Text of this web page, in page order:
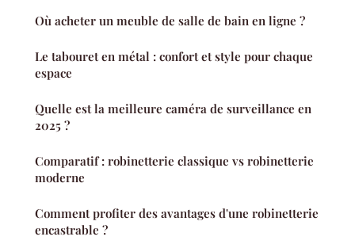
Où acheter un meuble de salle de bain en ligne ?
Le tabouret en métal : confort et style pour chaque
espace
Quelle est la meilleure caméra de surveillance en
2025 ?
Comparatif : robinetterie classique vs robinetterie
moderne
Comment profiter des avantages d'une robinetterie
encastrable ?